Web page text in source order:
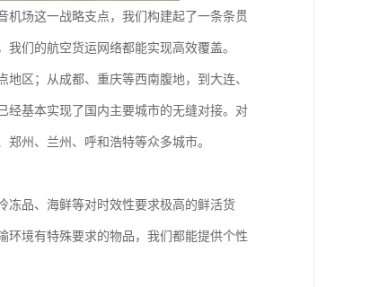
机场这一战略支点，我们构建起了一条条贯
们的航空货运网络都能实现高效覆盖。
区；从成都、重庆等西南腹地，到大连、
经基本实现了国内主要城市的无缝对接。对
州、兰州、呼和浩特等众多城市。
冻品、海鲜等对时效性要求极高的鲜活货
环境有特殊要求的物品，我们都能提供个性